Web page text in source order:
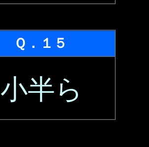
Ｑ．１５
小半ら